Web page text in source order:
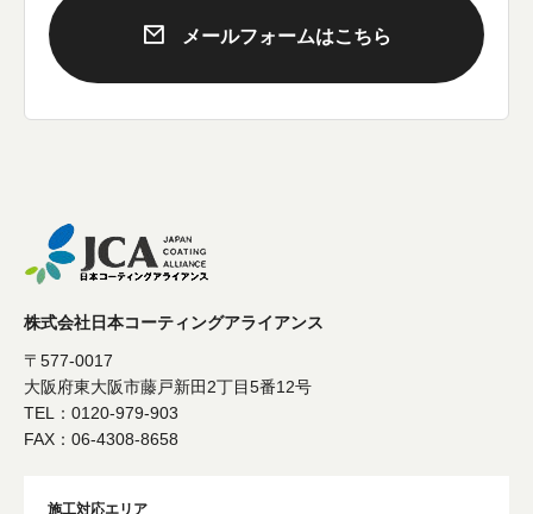
メールフォームはこちら
株式会社日本コーティングアライアンス
〒577-0017
大阪府東大阪市藤戸新田2丁目5番12号
TEL：0120-979-903
FAX：06-4308-8658
施工対応エリア